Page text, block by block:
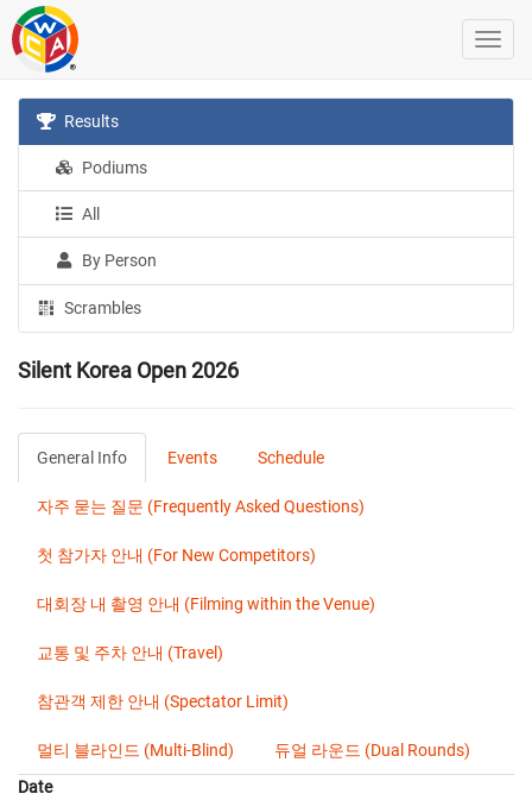
Results
Podiums
All
By Person
Scrambles
Silent Korea Open 2026
General Info Events Schedule
자주 묻는 질문 (Frequently Asked Questions)
첫 참가자 안내 (For New Competitors)
대회장 내 촬영 안내 (Filming within the Venue)
교통 및 주차 안내 (Travel)
참관객 제한 안내 (Spectator Limit)
멀티 블라인드 (Multi-Blind)
듀얼 라운드 (Dual Rounds)
Date